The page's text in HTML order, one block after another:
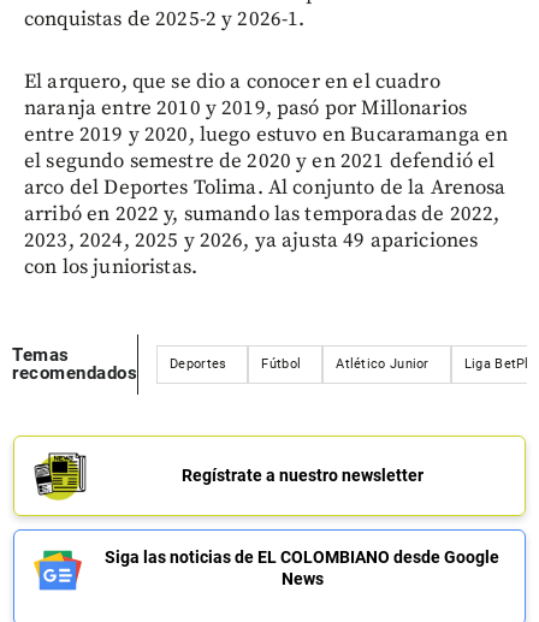
conquistas de 2025-2 y 2026-1.
El arquero, que se dio a conocer en el cuadro
naranja entre 2010 y 2019, pasó por Millonarios
entre 2019 y 2020, luego estuvo en Bucaramanga en
el segundo semestre de 2020 y en 2021 defendió el
arco del Deportes Tolima. Al conjunto de la Arenosa
arribó en 2022 y, sumando las temporadas de 2022,
2023, 2024, 2025 y 2026, ya ajusta 49 apariciones
con los junioristas.
Temas
recomendados
Deportes Fútbol Atlético Junior Liga
Regístrate a nuestro newsletter
Siga las noticias de EL COLOMBIANO desde Google
News